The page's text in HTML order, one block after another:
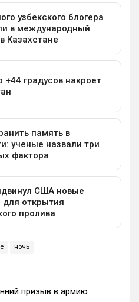
ночь
призыв в армию